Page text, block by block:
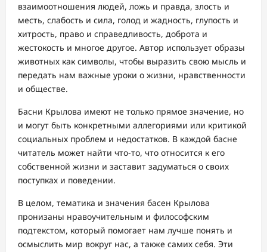
взаимоотношения людей, ложь и правда, злость и
месть, слабость и сила, голод и жадность, глупость и
хитрость, право и справедливость, доброта и
жестокость и многое другое. Автор использует образы
животных как символы, чтобы выразить свою мысль и
передать нам важные уроки о жизни, нравственности
и обществе.
Басни Крылова имеют не только прямое значение, но
и могут быть конкретными аллегориями или критикой
социальных проблем и недостатков. В каждой басне
читатель может найти что-то, что относится к его
собственной жизни и заставит задуматься о своих
поступках и поведении.
В целом, тематика и значения басен Крылова
пронизаны нравоучительным и философским
подтекстом, который помогает нам лучше понять и
осмыслить мир вокруг нас, а также самих себя. Эти